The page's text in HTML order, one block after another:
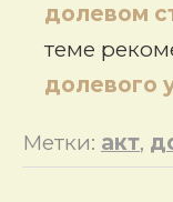
долевом
теме
долевого
Метки: акт,